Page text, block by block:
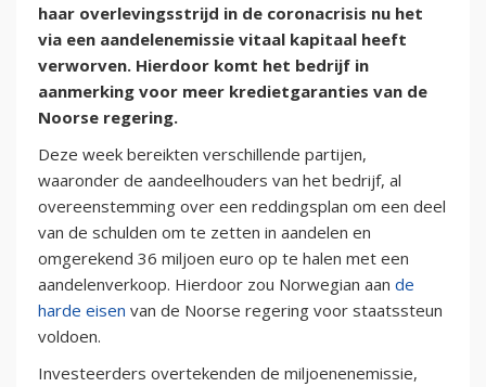
haar overlevingsstrijd in de coronacrisis nu het
via een aandelenemissie vitaal kapitaal heeft
verworven. Hierdoor komt het bedrijf in
aanmerking voor meer kredietgaranties van de
Noorse regering.
Deze week bereikten verschillende partijen,
waaronder de aandeelhouders van het bedrijf, al
overeenstemming over een reddingsplan om een deel
van de schulden om te zetten in aandelen en
omgerekend 36 miljoen euro op te halen met een
aandelenverkoop. Hierdoor zou Norwegian aan de
harde eisen van de Noorse regering voor staatssteun
voldoen.
Investeerders overtekenden de miljoenenemissie,